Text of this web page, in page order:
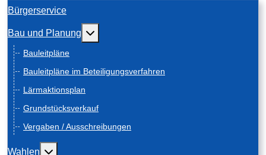
Bürgerservice
Bau und Planung Weitere Informationen: Bau und Planung
Bauleitpläne
Bauleitpläne im Beteiligungsverfahren
Lärmaktionsplan
Grundstücksverkauf
Vergaben / Ausschreibungen
Wahlen Weitere Informationen: Wahlen